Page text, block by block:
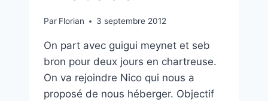
Par Florian 3 septembre 2012
On part avec guigui meynet et seb
bron pour deux jours en chartreuse.
On va rejoindre Nico qui nous a
proposé de nous héberger. Objectif